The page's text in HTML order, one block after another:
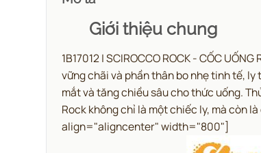
Giới thiệu chung
1B17012 | SCIROCCO ROCK - CỐC
vững chãi và phần thân bo nhẹ tinh tế,
mắt và tăng chiều sâu cho thức uống.
Rock không chỉ là một chiếc ly, mà còn
align="aligncenter" width="800"]